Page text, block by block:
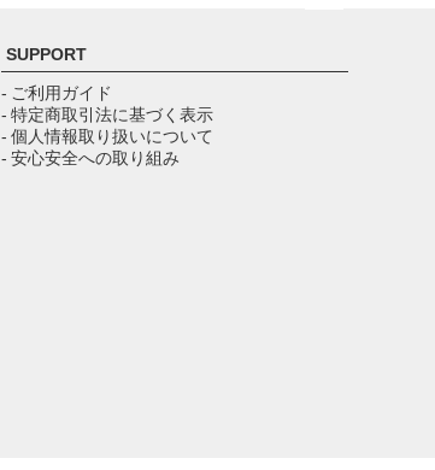
ップ
SUPPORT
- ご利用ガイド
- 特定商取引法に基づく表示
- 個人情報取り扱いについて
- 安心安全への取り組み